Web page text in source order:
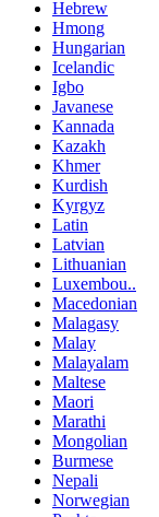
Hebrew
Hmong
Hungarian
Icelandic
Igbo
Javanese
Kannada
Kazakh
Khmer
Kurdish
Kyrgyz
Latin
Latvian
Lithuanian
Luxembou..
Macedonian
Malagasy
Malay
Malayalam
Maltese
Maori
Marathi
Mongolian
Burmese
Nepali
Norwegian